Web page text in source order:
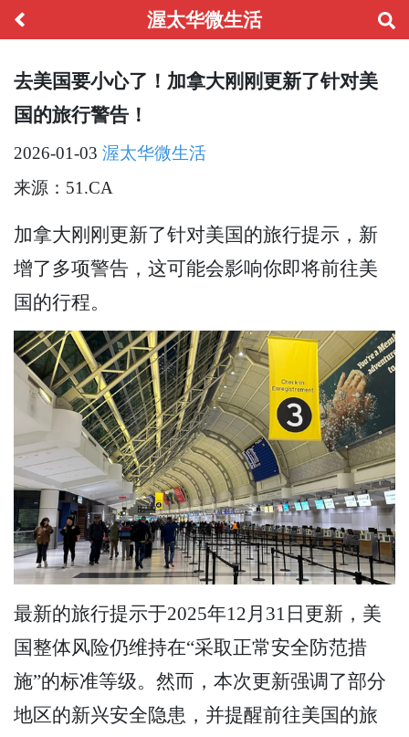
渥太华微生活
去美国要小心了！加拿大刚刚更新了针对美
国的旅行警告！
2026-01-03 渥太华微生活
来源：51.CA
加拿大刚刚更新了针对美国的旅行提示，新
增了多项警告，这可能会影响你即将前往美
国的行程。
最新的旅行提示于2025年12月31日更新，美
国整体风险仍维持在“采取正常安全防范措
施”的标准等级。然而，本次更新强调了部分
地区的新兴安全隐患，并提醒前往美国的旅